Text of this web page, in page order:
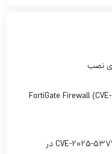
هشدار امنیتی فوری: آسیب‌پذیری بحرانی در FortiGate Firewall (CVE-
هشدار امنیتی فوری: آسیب‌پذیری بحرانی CVE-2025-53795 در